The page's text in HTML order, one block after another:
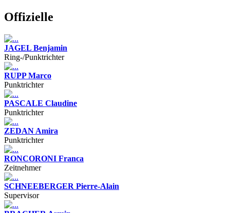
Offizielle
JAGEL Benjamin
Ring-/Punktrichter
RUPP Marco
Punktrichter
PASCALE Claudine
Punktrichter
ZEDAN Amira
Punktrichter
RONCORONI Franca
Zeitnehmer
SCHNEEBERGER Pierre-Alain
Supervisor